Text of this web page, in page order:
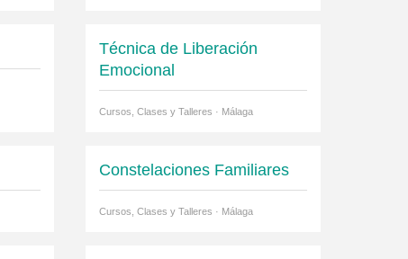
Técnica de Liberación
Emocional
Cursos, Clases y Talleres · Málaga
Constelaciones Familiares
Cursos, Clases y Talleres · Málaga